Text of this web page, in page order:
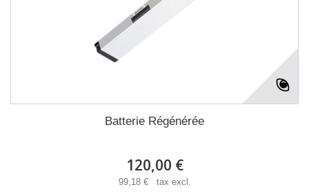
Batterie Régénérée
120,00 €
99,18 € tax excl.